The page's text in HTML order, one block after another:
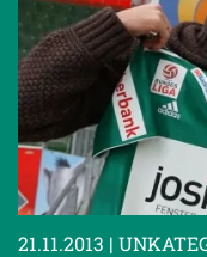
21.11.2013 |